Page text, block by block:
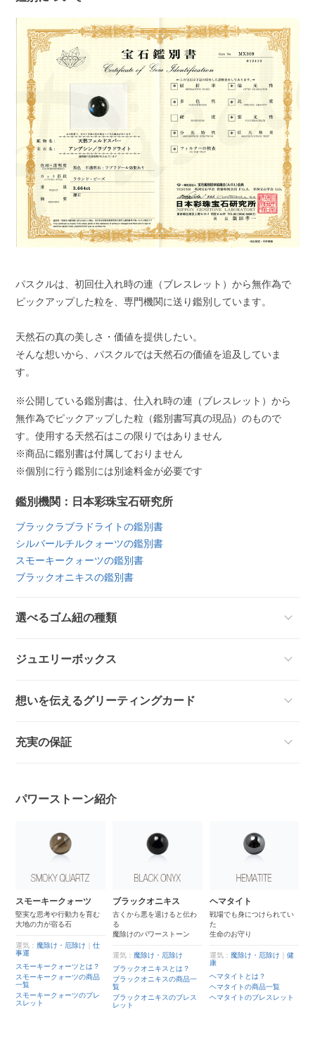
パスクルは、初回仕入れ時の連（ブレスレット）から無作為で
ピックアップした粒を、専門機関に送り鑑別しています。
天然石の真の美しさ・価値を提供したい。
そんな想いから、パスクルでは天然石の価値を追及していま
す。
※公開している鑑別書は、仕入れ時の連（ブレスレット）から
無作為でピックアップした粒（鑑別書写真の現品）のもので
す。使用する天然石はこの限りではありません
※商品に鑑別書は付属しておりません
※個別に行う鑑別には別途料金が必要です
鑑別機関：日本彩珠宝石研究所
ブラックラブラドライトの鑑別書
シルバールチルクォーツの鑑別書
スモーキークォーツの鑑別書
ブラックオニキスの鑑別書
選べるゴム紐の種類
ジュエリーボックス
想いを伝えるグリーティングカード
充実の保証
パワーストーン紹介
スモーキークォーツ
堅実な思考や行動力を育む
大地の力が宿る石
運気： 魔除け・厄除け ｜仕
事運
スモーキークォーツとは？
スモーキークォーツの商品
一覧
スモーキークォーツのブレ
スレット
ブラックオニキス
古くから悪を退けると伝わ
る
魔除けのパワーストーン
運気： 魔除け・厄除け
ブラックオニキスとは？
ブラックオニキスの商品一
覧
ブラックオニキスのブレス
レット
ヘマタイト
戦場でも身につけられてい
た
生命のお守り
運気： 魔除け・厄除け
健
康
ヘマタイトとは？
ヘマタイトの商品一覧
ヘマタイトのブレスレット